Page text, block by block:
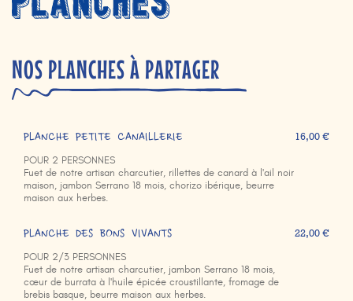
NOS PLANCHES À PARTAGER
PLANCHE PETITE CANAILLERIE
POUR 2 PERSONNES
Fuet de notre artisan charcutier, rillettes de canard à l'ail noir
maison, jambon Serrano 18 mois, chorizo ibérique, beurre
maison aux herbes.
16,00 €
PLANCHE DES BONS VIVANTS
POUR 2/3 PERSONNES
Fuet de notre artisan charcutier, jambon Serrano 18 mois,
cœur de burrata à l'huile épicée croustillante, fromage de
brebis basque, beurre maison aux herbes.
22,00 €